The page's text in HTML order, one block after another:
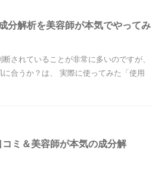
分解析を美容師が本気でやってみ
されていることが非常に多いのですが、
合うか？は、 実際に使ってみた「使用
ミ＆美容師が本気の成分解